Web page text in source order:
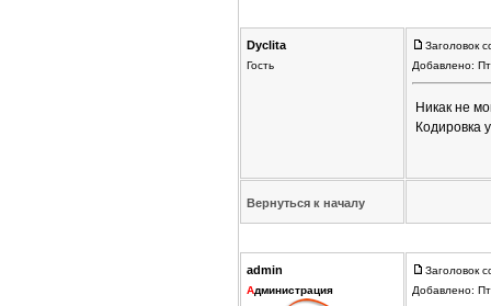
Dyclita
Гость
Заголовок
Добавлено:
Никак не
Кодировка
Вернуться к началу
admin
Администрация
Заголовок
Добавлено: